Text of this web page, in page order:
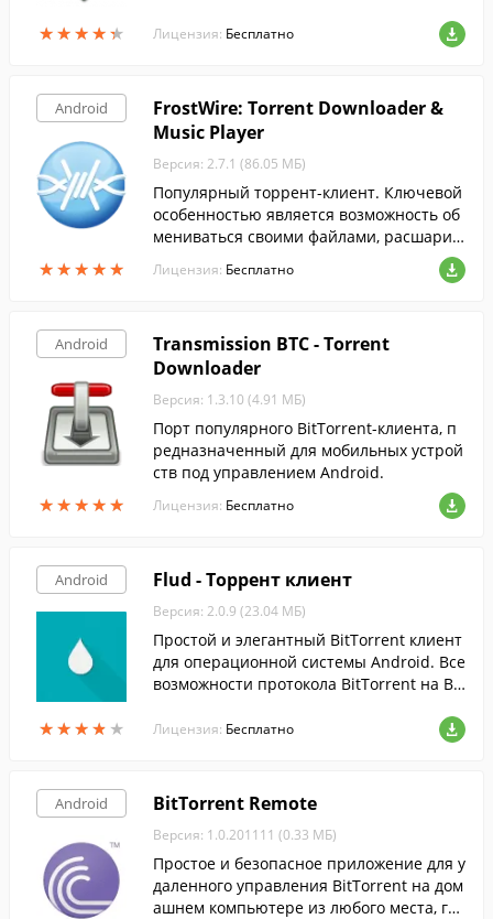
★★★★★
★★★★★
та.
Лицензия: Бесплатно
Android
★★★★★
★★★★★
FrostWire: Torrent Downloader &
Music Player
Версия: 2.7.1 (86.05 МБ)
Популярный торрент-клиент. Ключевой
особенностью является возможность об
мениваться своими файлами, расшарив
их и прописав в настройках программы.
Лицензия: Бесплатно
Android
★★★★★
★★★★★
Transmission BTC - Torrent
Downloader
Версия: 1.3.10 (4.91 МБ)
Порт популярного BitTorrent-клиента, п
редназначенный для мобильных устрой
ств под управлением Android.
Лицензия: Бесплатно
Android
★★★★ ★
★★★★ ★
Flud - Торрент клиент
Версия: 2.0.9 (23.04 МБ)
Простой и элегантный BitTorrent клиент
для операционной системы Android. Все
возможности протокола BitTorrent на Ва
Лицензия: Бесплатно
Android BitTorrent Remote
Версия: 1.0.201111 (0.33 МБ)
Простое и безопасное приложение для у
даленного управления BitTorrent на дом
ашнем компьютере из любого места, где